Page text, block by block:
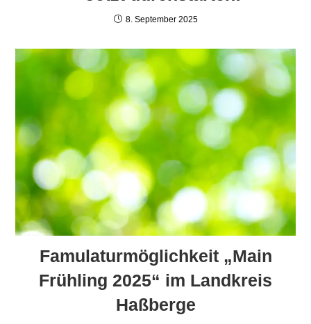
8. September 2025
Famulaturmöglichkeit „Main
Frühling 2025“ im Landkreis
Haßberge